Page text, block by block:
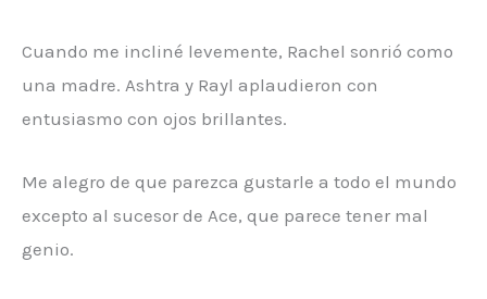
Cuando me incliné levemente, Rachel sonrió como
una madre. Ashtra y Rayl aplaudieron con
entusiasmo con ojos brillantes.
Me alegro de que parezca gustarle a todo el mundo
excepto al sucesor de Ace, que parece tener mal
genio.